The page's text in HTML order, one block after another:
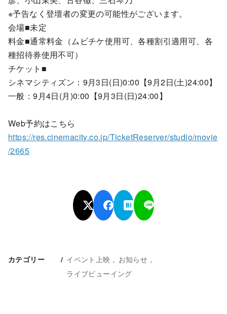
※予告なく登壇者の変更の可能性がございます。
会場■未定
料金■通常料金（ムビチケ使用可、各種割引適用可、各
種招待券使用不可）
チケット■
シネマシティズン：9月3日(日)0:00【9月2日(土)24:00】
一般：9月4日(月)0:00【9月3日(日)24:00】
Web予約はこちら
https://res.cinemacity.co.jp/TicketReserver/studio/movie
/2665
カテゴリー イベント上映
お知らせ
ライブビューイング